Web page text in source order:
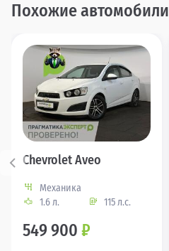
Похожие автомобили
Chevrolet Aveo
Механика
1.6 л.
115 л.с.
549 900 ₽